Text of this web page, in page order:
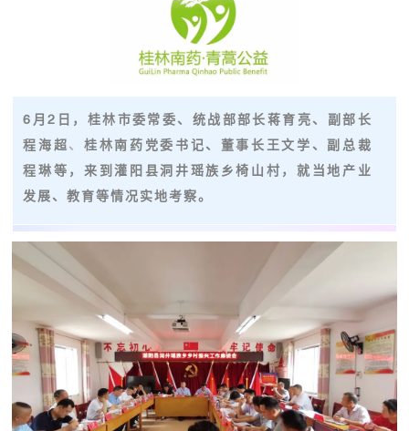
6月2日，桂林市委常委、统战部部长蒋育亮、副部长
程海超、桂林南药党委书记、董事长王文学、副总裁
程琳等，来到灌阳县洞井瑶族乡椅山村，就当地产业
发展、教育等情况实地考察。